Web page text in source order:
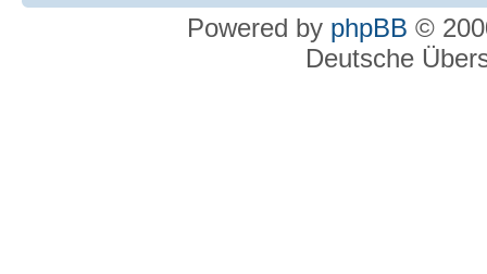
Powered by phpBB ©
Deutsche